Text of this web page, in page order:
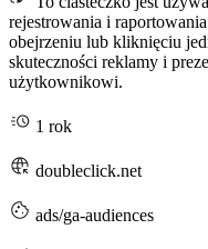
rejestrowania i
obejrzeniu lub kliknięciu
skuteczności reklamy i
użytkownikowi.
1 rok
doubleclick.net
ads/ga-audiences